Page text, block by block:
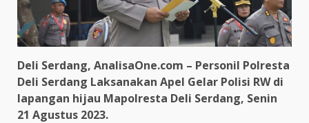
Deli Serdang, AnalisaOne.com – Personil Polresta
Deli Serdang Laksanakan Apel Gelar Polisi RW di
lapangan hijau Mapolresta Deli Serdang, Senin
21 Agustus 2023.